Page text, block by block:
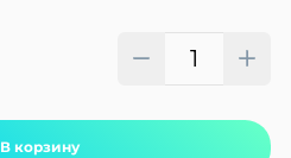
В корзину